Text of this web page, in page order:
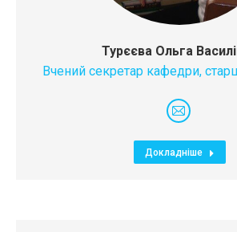
Турєєва Ольга
Вчений секретар кафедри,
E-
mail
Докладніше